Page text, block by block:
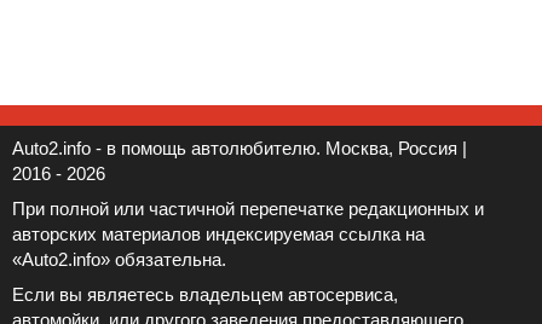
Auto2.info - в помощь автолюбителю. Москва, Россия |
2016 - 2026
При полной или частичной перепечатке редакционных и
авторских материалов индексируемая ссылка на
«Auto2.info» обязательна.
Если вы являетесь владельцем автосервиса,
автомойки, или другого заведения предоставляющего